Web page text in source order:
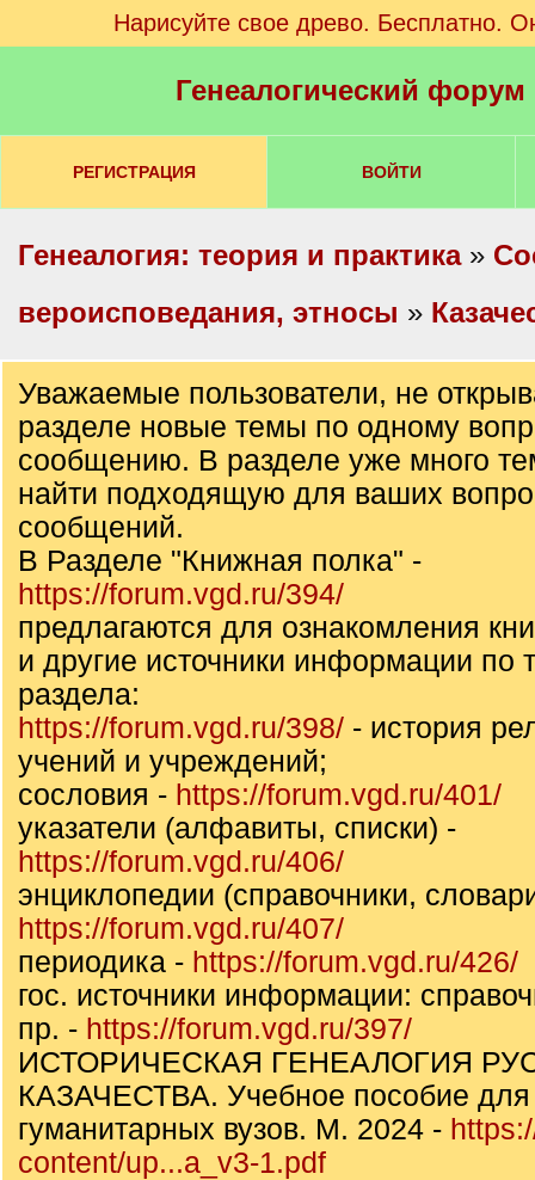
Нарисуйте свое древо. Бесплатно.
Генеалогический
РЕГИСТРАЦИЯ ВОЙТИ
Генеалогия: теория и практика»
вероисповедания, этносы »
Уважаемые пользователи, не
разделе новые темы по одному
сообщению. В разделе уже много
найти подходящую для ваших
сообщений.
В Разделе "Книжная полка" -
https://forum.vgd.ru/394/
предлагаются для ознакомления
и другие источники информации по
раздела:
https://forum.vgd.ru/398/ - история
учений и учреждений;
сословия - https://forum.vgd.ru/401/
указатели (алфавиты, списки) -
https://forum.vgd.ru/406/
энциклопедии (справочники,
https://forum.vgd.ru/407/
периодика - https://forum.vgd.ru/426/
гос. источники информации:
пр. - https://forum.vgd.ru/397/
ИСТОРИЧЕСКАЯ ГЕНЕАЛОГИЯ
КАЗАЧЕСТВА. Учебное пособие для
гуманитарных вузов. М. 2024 -
content/up...a_v3-1.pdf